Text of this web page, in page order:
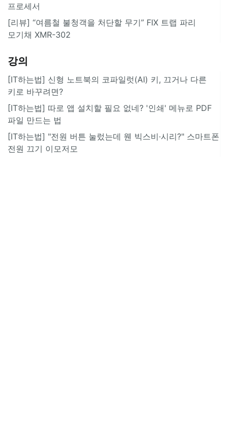
프로세서
[리뷰] “여름철 불청객을 처단할 무기” FIX 트랩 파리
모기채 XMR-302
강의
[IT하는법] 신형 노트북의 코파일럿(AI) 키, 끄거나 다른
키로 바꾸려면?
[IT하는법] 따로 앱 설치할 필요 없네? '인쇄' 메뉴로 PDF
파일 만드는 법
[IT하는법] "전원 버튼 눌렀는데 웬 빅스비·시리?" 스마트폰
전원 끄기 이모저모